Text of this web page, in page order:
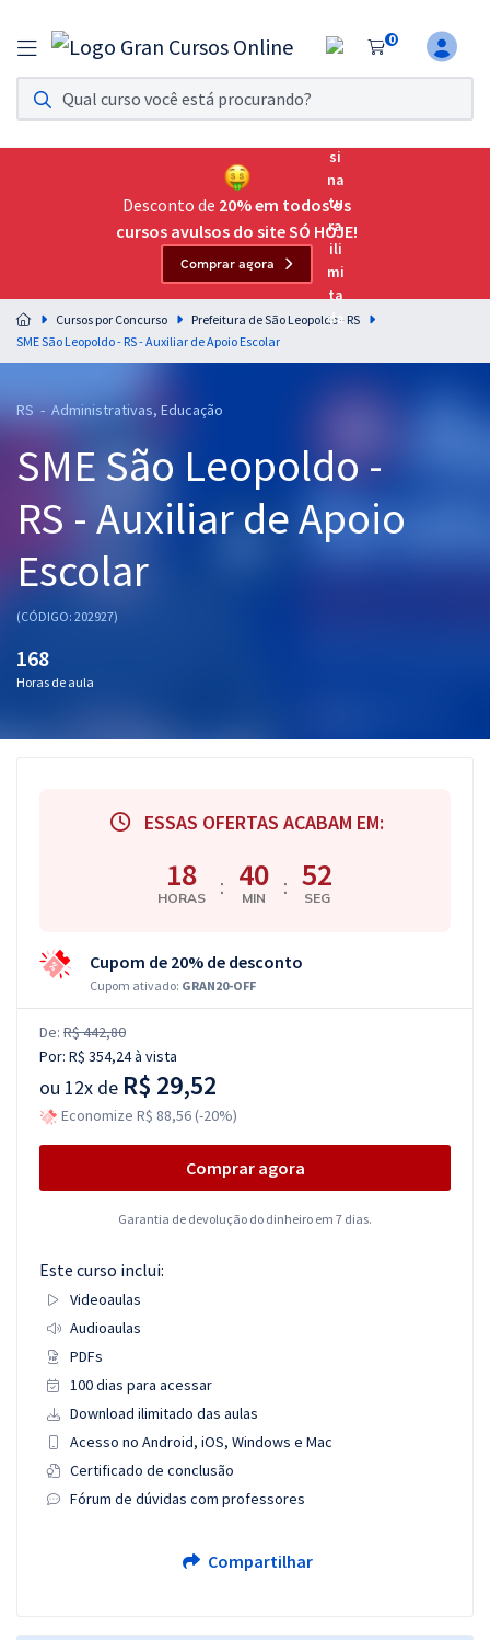
0
Assinatura Ilimitada 11
Acesso a todos os cursos. Teste grátis por 7 dias!
Assinatura OAB Até Passar
Acesso ilimitado a toda preparação para o Exame da
Residências Multiprofissionais
Preparação completa e intensiva para as principais
residências em saúde do Brasil
Cursos 20% OFF
Pós
Graduação
OAB
Mentorias
Desconto de 20% em todos os
cursos avulsos do site SÓ HOJE!
Comprar agora
Cursos por Concurso
Prefeitura de São Leopoldo - RS
SME São Leopoldo - RS - Auxiliar de Apoio Escolar
RS - Administrativas, Educação
SME São Leopoldo -
RS - Auxiliar de Apoio
Escolar
(CÓDIGO: 202927)
168
Horas de aula
ESSAS OFERTAS ACABAM EM:
18
HORAS : 40
MIN : 51
SEG
Cupom de 20% de desconto
Cupom ativado: GRAN20-OFF
De: R$ 442,80
Por: R$ 354,24à vista
ou 12x de R$ 29,52
Economize R$ 88,56 (-20%)
Comprar agora
Garantia de devolução do dinheiro em 7 dias.
Este curso inclui:
Videoaulas
Audioaulas
PDFs
100 dias para acessar
Download ilimitado das aulas
Acesso no Android, iOS, Windows e Mac
Certificado de conclusão
Fórum de dúvidas com professores
Compartilhar